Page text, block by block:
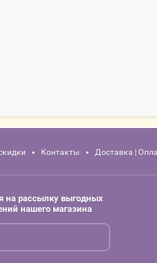
Контакты Доставка |
на рассылку выгодных
нашего магазина